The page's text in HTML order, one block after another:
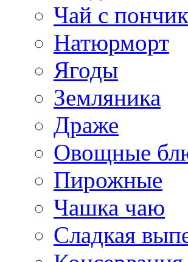
Чай с
Натюрморт
Ягоды
Земляника
Драже
Овощные
Пирожные
Чашка чаю
Сладкая